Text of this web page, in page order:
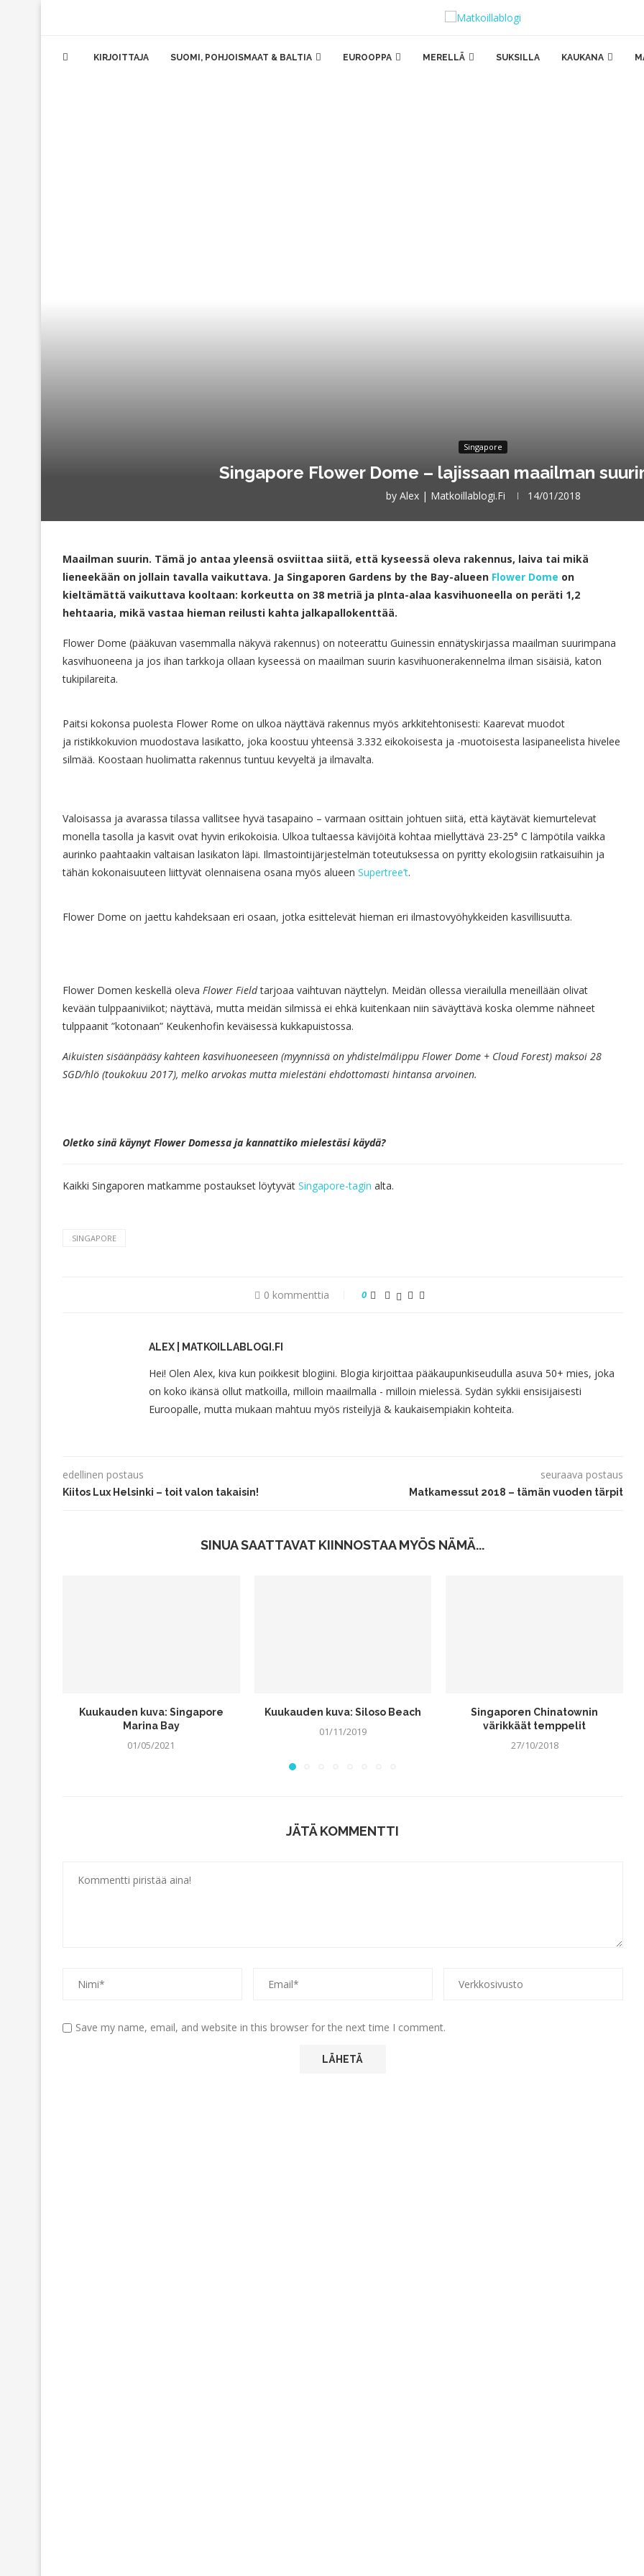
KIRJOITTAJA SUOMI, POHJOISMAAT & BALTIA EUROOPPA MERELLÄ SUKSILLA KAUKANA
Singapore
Singapore Flower Dome – lajissaan maailman
by Alex | Matkoillablogi.fi 14/01/2018
Maailman suurin. Tämä jo antaa yleensä osviittaa siitä, että kyseessä oleva rakennus, laiva tai mikä
lieneekään on jollain tavalla vaikuttava. Ja Singaporen Gardens by the Bay-alueen Flower Dome on
kieltämättä vaikuttava kooltaan: korkeutta on 38 metriä ja pInta-alaa kasvihuoneella on peräti 1,2
hehtaaria, mikä vastaa hieman reilusti kahta jalkapallokenttää.
Flower Dome (pääkuvan vasemmalla näkyvä rakennus) on noteerattu Guinessin ennätyskirjassa maailman suurimpana
kasvihuoneena ja jos ihan tarkkoja ollaan kyseessä on maailman suurin kasvihuonerakennelma ilman sisäisiä, katon
tukipilareita.
Paitsi kokonsa puolesta Flower Rome on ulkoa näyttävä rakennus myös arkkitehtonisesti: Kaarevat muodot
ja ristikkokuvion muodostava lasikatto, joka koostuu yhteensä 3.332 eikokoisesta ja -muotoisesta lasipaneelista hivelee
silmää. Koostaan huolimatta rakennus tuntuu kevyeltä ja ilmavalta.
Valoisassa ja avarassa tilassa vallitsee hyvä tasapaino – varmaan osittain johtuen siitä, että käytävät kiemurtelevat
monella tasolla ja kasvit ovat hyvin erikokoisia. Ulkoa tultaessa kävijöitä kohtaa miellyttävä 23-25° C lämpötila vaikka
aurinko paahtaakin valtaisan lasikaton läpi. Ilmastointijärjestelmän toteutuksessa on pyritty ekologisiin ratkaisuihin ja
tähän kokonaisuuteen liittyvät olennaisena osana myös alueen Supertree’t.
Flower Dome on jaettu kahdeksaan eri osaan, jotka esittelevät hieman eri ilmastovyöhykkeiden kasvillisuutta.
Flower Domen keskellä oleva Flower Fieldtarjoaa vaihtuvan näyttelyn. Meidän ollessa vierailulla meneillään olivat
kevään tulppaaniviikot; näyttävä, mutta meidän silmissä ei ehkä kuitenkaan niin säväyttävä koska olemme nähneet
tulppaanit ”kotonaan” Keukenhofin keväisessä kukkapuistossa.
Aikuisten sisäänpääsy kahteen kasvihuoneeseen (myynnissä on yhdistelmälippu Flower Dome + Cloud Forest) maksoi 28
SGD/hlö (toukokuu 2017), melko arvokas mutta mielestäni ehdottomasti hintansa arvoinen.
Oletko sinä käynyt Flower Domessa ja kannattiko mielestäsi käydä?
Kaikki Singaporen matkamme postaukset löytyvät Singapore-tagin alta.
SINGAPORE
0 kommenttia 0
ALEX | MATKOILLABLOGI.FI
Hei! Olen Alex, kiva kun poikkesit blogiini. Blogia kirjoittaa pääkaupunkiseudulla asuva 50+ mies, joka
on koko ikänsä ollut matkoilla, milloin maailmalla - milloin mielessä. Sydän sykkii ensisijaisesti
Euroopalle, mutta mukaan mahtuu myös risteilyjä & kaukaisempiakin kohteita.
edellinen postaus
Kiitos Lux Helsinki – toit valon takaisin!
seuraava postaus
Matkamessut 2018 – tämän vuoden tärpit
SINUA SAATTAVAT KIINNOSTAA MYÖS NÄMÄ...
Kuukauden kuva: Singapore
Marina Bay
01/05/2021
Kuukauden kuva: Siloso Beach
01/11/2019
Singaporen Chinatownin
värikkäät temppelit
27/10/2018
JÄTÄ KOMMENTTI
Save my name, email, and website in this browser for the next time I comment.